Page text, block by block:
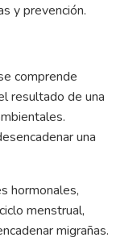
y prevención.
comprende
resultado de una
una
hormonales,
menstrual,
migrañas.